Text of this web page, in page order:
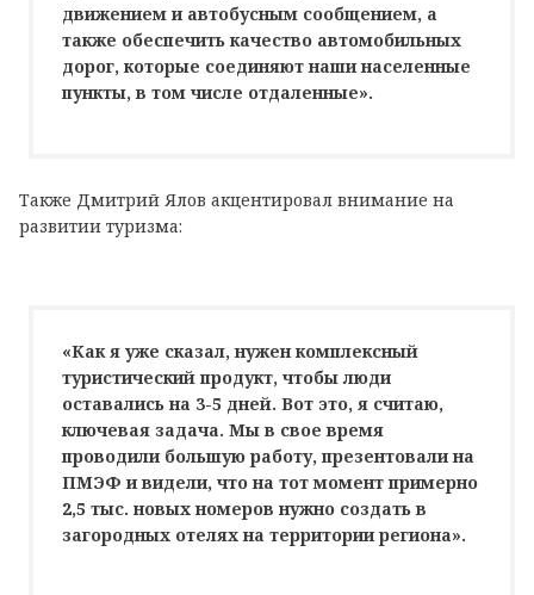
движением и автобусным сообщением, а
также обеспечить качество автомобильных
дорог, которые соединяют наши населенные
пункты, в том числе отдаленные».
Также Дмитрий Ялов акцентировал внимание на
развитии туризма:
«Как я уже сказал, нужен комплексный
туристический продукт, чтобы люди
оставались на 3-5 дней. Вот это, я считаю,
ключевая задача. Мы в свое время
проводили большую работу, презентовали на
ПМЭФ и видели, что на тот момент примерно
2,5 тыс. новых номеров нужно создать в
загородных отелях на территории региона».